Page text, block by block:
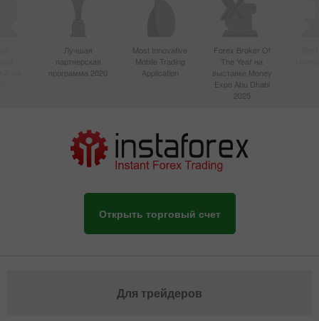
Лучшая
партнерская
программа 2020
Most Innovative
Mobile Trading
Application
Forex Broker Of
The Year на
выставке Money
Expo Abu Dhabi
2025
Открыть торговый счет
Для трейдеров